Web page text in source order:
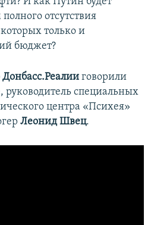
отсутствия
только и
бюджет?
говорили
руководитель специальных
центра «Психея»
Леонид Швец.